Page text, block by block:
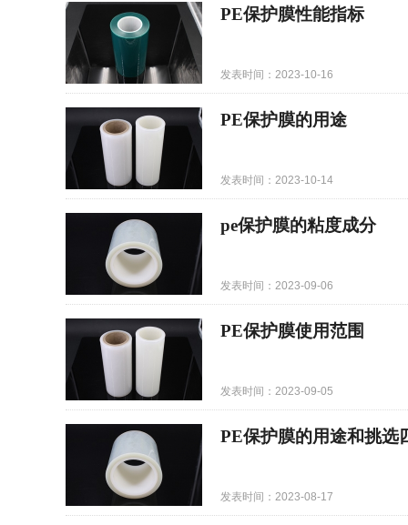
PE保护膜性能指标
发表时间：2023-10-16
PE保护膜的用途
发表时间：2023-10-14
pe保护膜的粘度成分
发表时间：2023-09-06
PE保护膜使用范围
发表时间：2023-09-05
PE保护膜的用途和挑选
发表时间：2023-08-17